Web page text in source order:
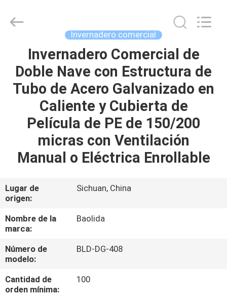
HOGAR
PRODUCTOS
DEMOSTRACIÓN
SOBRE
NOSOTROS
VIAJE
DE
FÁBRICA
Fittings
Invernadero comercial
Invernadero Comercial de
Doble Nave con Estructura de
Tubo de Acero Galvanizado en
Caliente y Cubierta de
Película de PE de 150/200
micras con Ventilación
Manual o Eléctrica Enrollable
Lugar de
origen:
Sichuan, China
Nombre de la
marca:
Baolida
Número de
modelo:
BLD-DG-408
Cantidad de
orden mínima:
100